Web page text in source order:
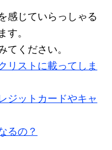
感じていらっしゃる
す。
てください。
リストに載ってしま
ジットカードやキャ
るの？